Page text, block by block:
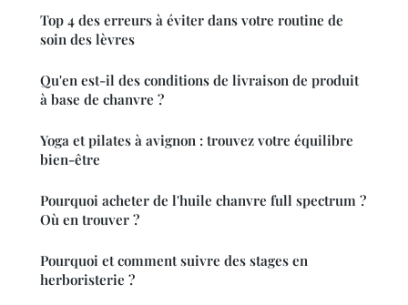
Top 4 des erreurs à éviter dans votre routine de
soin des lèvres
Qu'en est-il des conditions de livraison de produit
à base de chanvre ?
Yoga et pilates à avignon : trouvez votre équilibre
bien-être
Pourquoi acheter de l'huile chanvre full spectrum ?
Où en trouver ?
Pourquoi et comment suivre des stages en
herboristerie ?